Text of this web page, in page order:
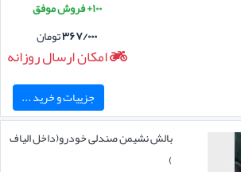
۱۰۰+ فروش موفق
۳۶۷/۰۰۰تومان
امکان ارسال روزانه
جزییات و خرید ...
بالش نشیمن صندلی خودرو(داخل الیاف
)